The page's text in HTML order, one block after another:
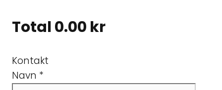
Total0.00 kr
Kontakt
Navn *